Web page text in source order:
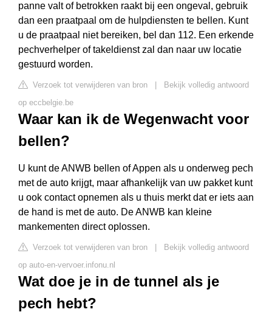
panne valt of betrokken raakt bij een ongeval, gebruik
dan een praatpaal om de hulpdiensten te bellen. Kunt
u de praatpaal niet bereiken, bel dan 112. Een erkende
pechverhelper of takeldienst zal dan naar uw locatie
gestuurd worden.
Verzoek tot verwijderen van bron
Bekijk volledig antwoord
op eccbelgie.be
Waar kan ik de Wegenwacht voor
bellen?
U kunt de ANWB bellen of Appen als u onderweg pech
met de auto krijgt, maar afhankelijk van uw pakket kunt
u ook contact opnemen als u thuis merkt dat er iets aan
de hand is met de auto. De ANWB kan kleine
mankementen direct oplossen.
Verzoek tot verwijderen van bron
Bekijk volledig antwoord
op auto-en-vervoer.infonu.nl
Wat doe je in de tunnel als je
pech hebt?